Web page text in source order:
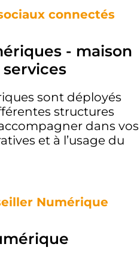
connectés
- maison
sont déployés
structures
dans vos
et à l’usage du
Numérique